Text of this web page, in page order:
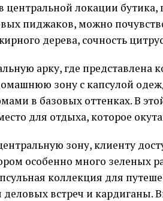
центральной локации
пиджаков, можно
дерева, сочность
арку, где представлена
зону с капсулой
в базовых оттенках. В
для отдыха, которое
зону, клиенту
особенно много зеленых
коллекция для
встреч и кардиганы.